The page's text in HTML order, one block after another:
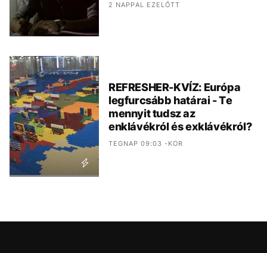
2 NAPPAL EZELŐTT
REFRESHER-KVÍZ: Európa
legfurcsább határai - Te
mennyit tudsz az
enklávékról és exklávékról?
TEGNAP 09:03 -KOR